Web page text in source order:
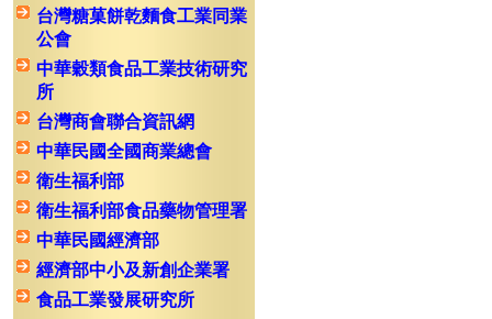
台灣糖菓餅乾麵食工業同業
公會
中華穀類食品工業技術研究
所
台灣商會聯合資訊網
中華民國全國商業總會
衛生福利部
衛生福利部食品藥物管理署
中華民國經濟部
經濟部中小及新創企業署
食品工業發展研究所